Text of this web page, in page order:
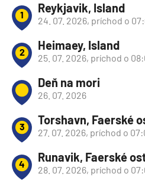
1 Reykjavik, Island
24. 07. 2026, príchod o
2 Heimaey, Island
25. 07. 2026, príchod o
Deň na mori
26. 07. 2026
3 Torshavn, Faerské
27. 07. 2026, príchod o
4 Runavik, Faerské
28. 07. 2026, príchod o